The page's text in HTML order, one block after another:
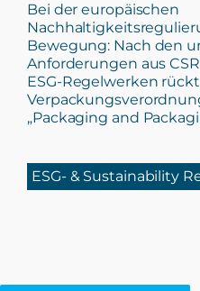
Bei der europäischen
Bewegung: Nach den
Anforderungen aus
ESG-Regelwerken
„Packaging and
ESG- & Sustainability